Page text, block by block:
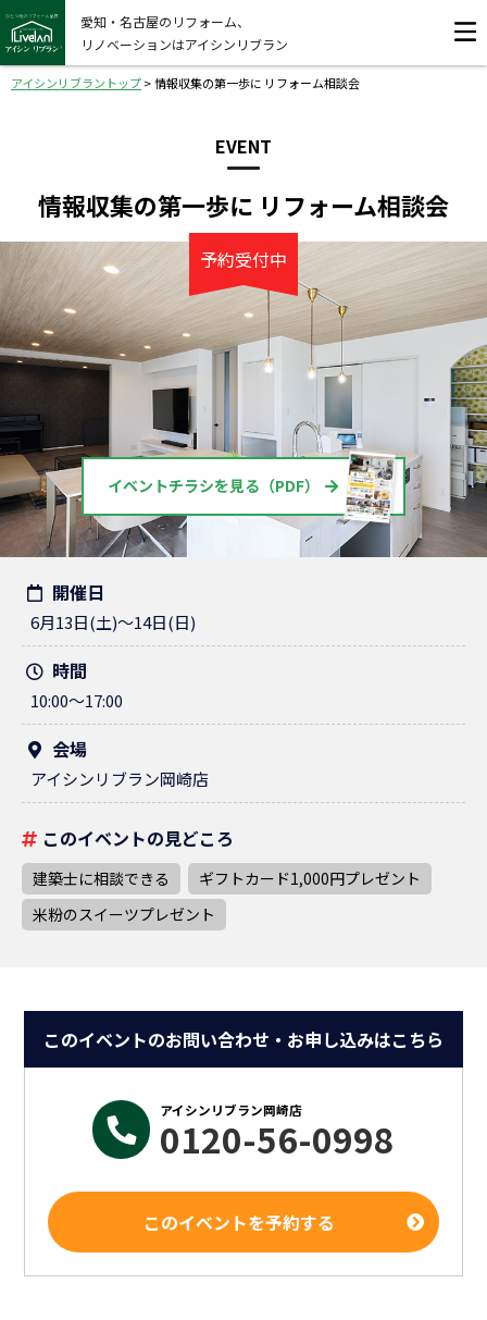
愛知・名古屋のリフォーム、
リノベーションはアイシンリブラン
アイシンリブラントップ>情報収集の第一歩に リフォーム相談会
EVENT
情報収集の第一歩に リフォーム相談会
予約受付中
イベントチラシを見る（PDF）
開催日
6月13日(土)～14日(日)
時間
10:00～17:00
会場
アイシンリブラン岡崎店
このイベントの見どころ
建築士に相談できる
ギフトカード1,000円プレゼント
米粉のスイーツプレゼント
このイベントのお問い合わせ・お申し込みはこちら
アイシンリブラン岡崎店
0120-56-0998
このイベントを予約する